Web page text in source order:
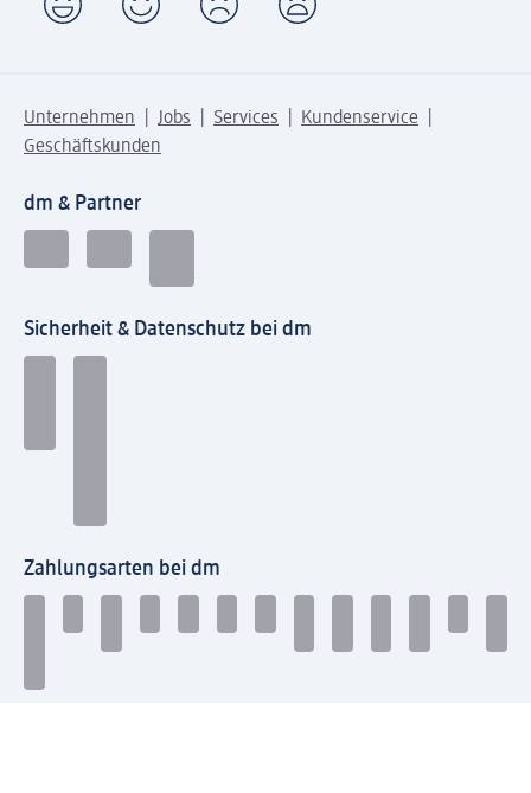
Unternehmen Jobs Services
Kundenservice
Geschäftskunden
dm & Partner
Sicherheit & Datenschutz bei dm
Zahlungsarten bei dm